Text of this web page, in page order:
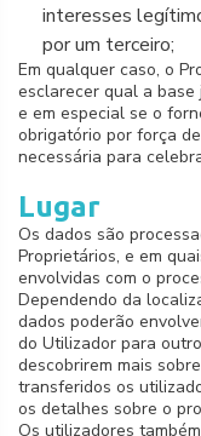
interesses
por um terceiro;
Em qualquer caso, o
esclarecer qual a base
e em especial se o
obrigatório por força
necessária para
Lugar
Os dados são
Proprietários, e em
envolvidas com o
Dependendo da
dados poderão
do Utilizador para
descobrirem mais
transferidos os
os detalhes sobre o
Os utilizadores